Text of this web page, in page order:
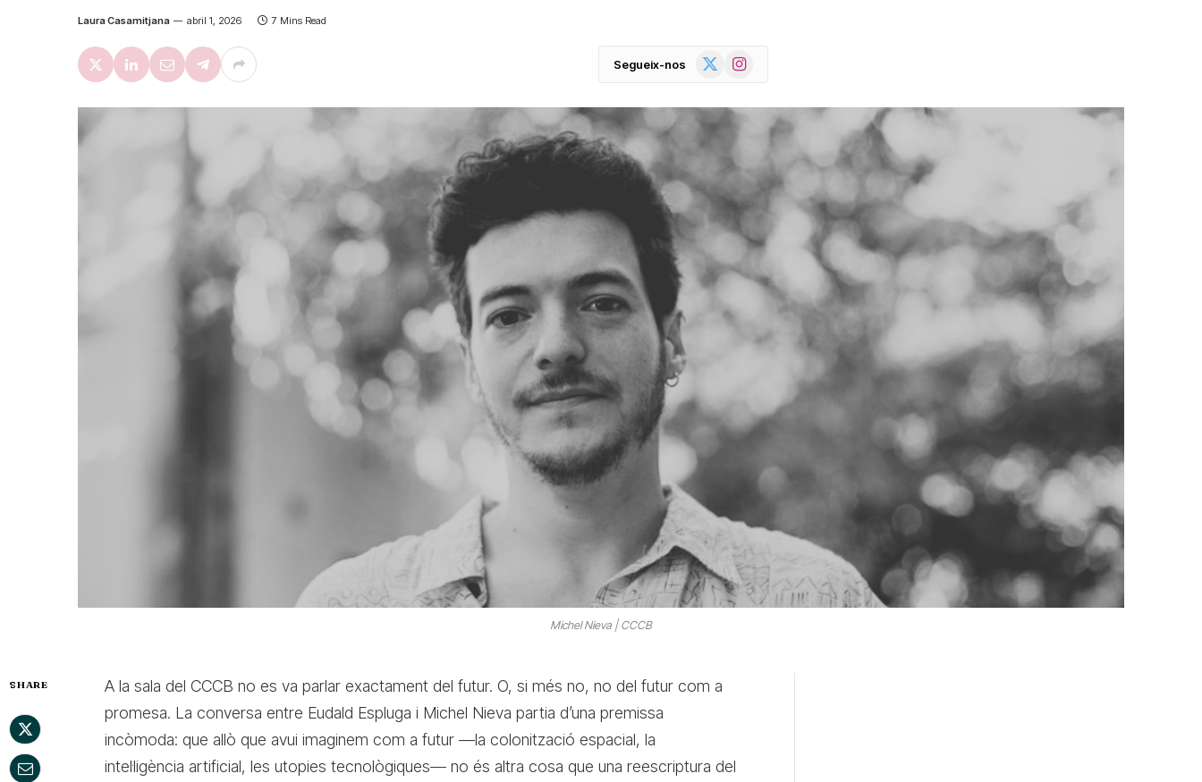
Laura Casamitjana abril 1, 2026 7 Mins Read
Segueix-nos Instagram
Michel Nieva | CCCB
SHARE
A la sala del CCCB no es va parlar exactament del futur. O, si més no, no del futur com a
promesa. La conversa entre Eudald Espluga i Michel Nieva partia d’una premissa
incòmoda: que allò que avui imaginem com a futur —la colonització espacial, la
intel·ligència artificial, les utopies tecnològiques— no és altra cosa que una reescriptura del